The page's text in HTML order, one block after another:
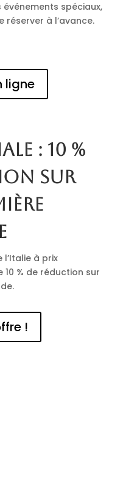
spéciaux,
réserver à l’avance.
ligne
: 10 %
sur
à prix
% de réduction sur
!